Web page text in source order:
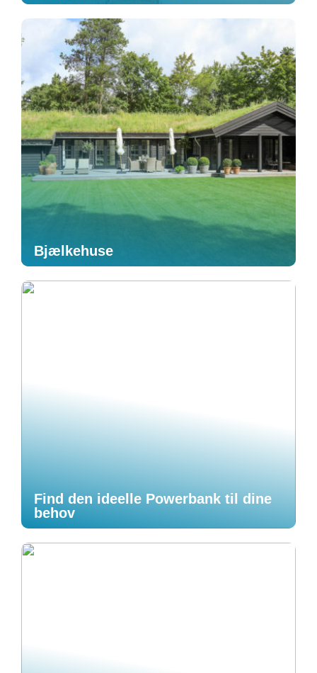
Bjælkehuse
Find den ideelle Powerbank til dine
behov